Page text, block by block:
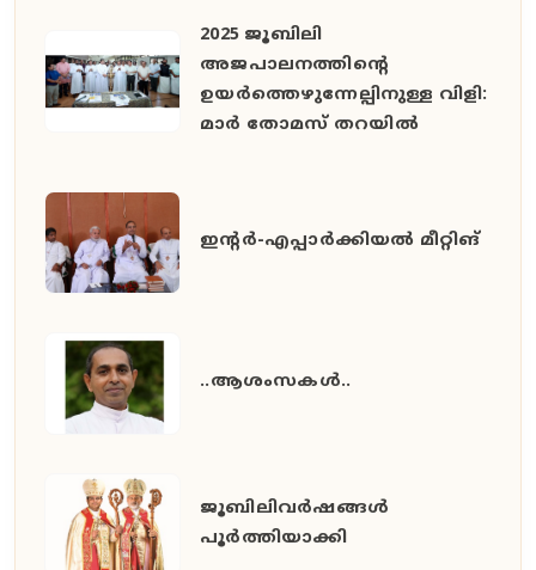
2025 ജൂബിലി
അജപാലനത്തിന്റെ
ഉയർത്തെഴുന്നേല്പിനുള്ള വിളി:
മാർ തോമസ് തറയിൽ
ഇൻ്റർ-എപ്പാർക്കിയൽ മീറ്റിങ്
..ആശംസകൾ..
ജൂബിലിവർഷങ്ങൾ
പൂർത്തിയാക്കി